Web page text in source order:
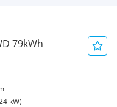
79kWh
kW)